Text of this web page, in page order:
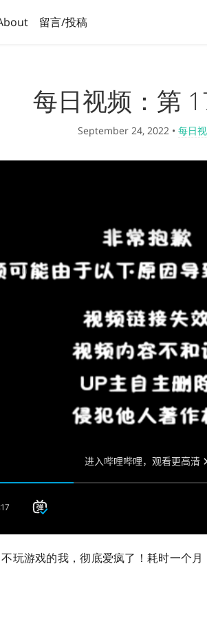
留言/投稿
每日视频：第
September 24, 2022 • 每日
玩游戏的我，彻底爱疯了！耗时一个